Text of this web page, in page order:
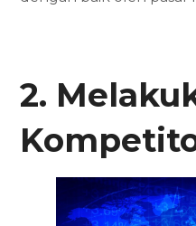
2.